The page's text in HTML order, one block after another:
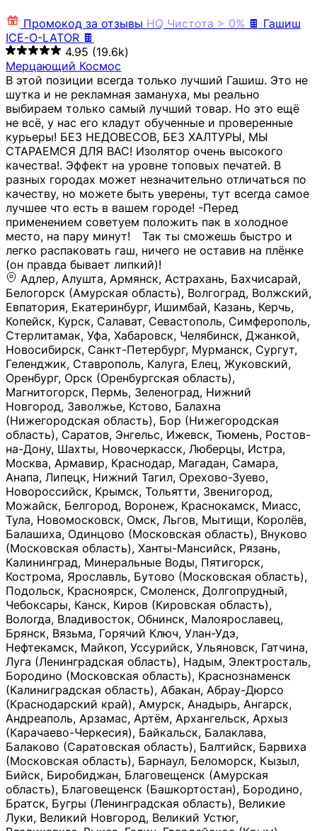
Промокод за отзывы HQ Чистота > 0% 🍫 Гашиш
ICE-O-LATOR 🍫
4.95 (19.6k)
Мерцающий Космос
В этой позиции всегда только лучший Гашиш. Это не
шутка и не рекламная замануха, мы реально
выбираем только самый лучший товар. Но это ещё
не всё, у нас его кладут обученные и проверенные
курьеры! БЕЗ НЕДОВЕСОВ, БЕЗ ХАЛТУРЫ, МЫ
СТАРАЕМСЯ ДЛЯ ВАС! Изолятор очень высокого
качества!. Эффект на уровне топовых печатей. В
разных городах может незначительно отличаться по
качеству, но можете быть уверены, тут всегда самое
лучшее что есть в вашем городе! -Перед
применением советуем положить пак в холодное
место, на пару минут!⠀ Так ты сможешь быстро и
легко распаковать гаш, ничего не оставив на плёнке
(он правда бывает липкий)!
Адлер, Алушта, Армянск, Астрахань, Бахчисарай,
Белогорск (Амурская область), Волгоград, Волжский,
Евпатория, Екатеринбург, Ишимбай, Казань, Керчь,
Копейск, Курск, Салават, Севастополь, Симферополь,
Стерлитамак, Уфа, Хабаровск, Челябинск, Джанкой,
Новосибирск, Санкт-Петербург, Мурманск, Сургут,
Геленджик, Ставрополь, Калуга, Елец, Жуковский,
Оренбург, Орск (Оренбургская область),
Магнитогорск, Пермь, Зеленоград, Нижний
Новгород, Заволжье, Кстово, Балахна
(Нижегородская область), Бор (Нижегородская
область), Саратов, Энгельс, Ижевск, Тюмень, Ростов-
на-Дону, Шахты, Новочеркасск, Люберцы, Истра,
Москва, Армавир, Краснодар, Магадан, Самара,
Анапа, Липецк, Нижний Тагил, Орехово-Зуево,
Новороссийск, Крымск, Тольятти, Звенигород,
Можайск, Белгород, Воронеж, Краснокамск, Миасс,
Тула, Новомосковск, Омск, Льгов, Мытищи, Королёв,
Балашиха, Одинцово (Московская область), Внуково
(Московская область), Ханты-Мансийск, Рязань,
Калининград, Минеральные Воды, Пятигорск,
Кострома, Ярославль, Бутово (Московская область),
Подольск, Красноярск, Смоленск, Долгопрудный,
Чебоксары, Канск, Киров (Кировская область),
Вологда, Владивосток, Обнинск, Малоярославец,
Брянск, Вязьма, Горячий Ключ, Улан-Удэ,
Нефтекамск, Майкоп, Уссурийск, Ульяновск, Гатчина,
Луга (Ленинградская область), Надым, Электросталь,
Бородино (Московская область), Краснознаменск
(Калиниградская область), Абакан, Абрау-Дюрсо
(Краснодарский край), Амурск, Анадырь, Ангарск,
Андреаполь, Арзамас, Артём, Архангельск, Архыз
(Карачаево-Черкесия), Байкальск, Балаклава,
Балаково (Саратовская область), Балтийск, Барвиха
(Московская область), Барнаул, Беломорск, Кызыл,
Бийск, Биробиджан, Благовещенск (Амурская
область), Благовещенск (Башкортостан), Бородино,
Братск, Бугры (Ленинградская область), Великие
Луки, Великий Новгород, Великий Устюг,